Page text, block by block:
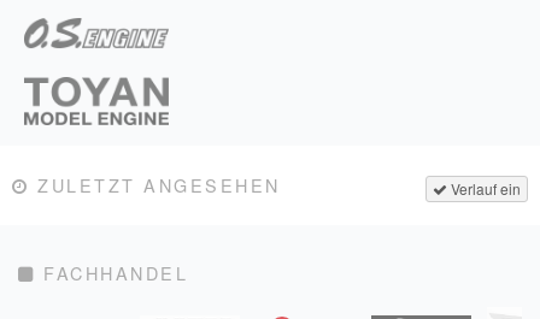
Verlauf ein
ZULETZT ANGESEHEN
FACHHANDEL